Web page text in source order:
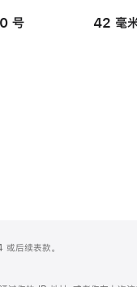
号
42 毫
后续表款。